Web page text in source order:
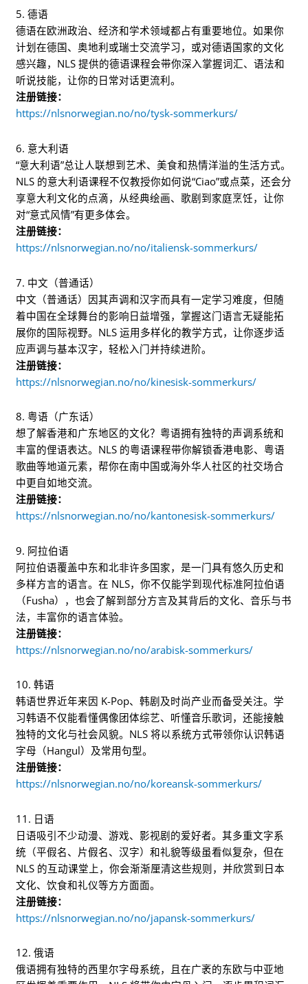
5. 德语
德语在欧洲政治、经济和学术领域都占有重要地位。如果你
计划在德国、奥地利或瑞士交流学习，或对德语国家的文化
感兴趣，NLS 提供的德语课程会带你深入掌握词汇、语法和
听说技能，让你的日常对话更流利。
注册链接：
https://nlsnorwegian.no/no/tysk-sommerkurs/
6. 意大利语
“意大利语”总让人联想到艺术、美食和热情洋溢的生活方式。
NLS 的意大利语课程不仅教授你如何说“Ciao”或点菜，还会分
享意大利文化的点滴，从经典绘画、歌剧到家庭烹饪，让你
对“意式风情”有更多体会。
注册链接：
https://nlsnorwegian.no/no/italiensk-sommerkurs/
7. 中文（普通话）
中文（普通话）因其声调和汉字而具有一定学习难度，但随
着中国在全球舞台的影响日益增强，掌握这门语言无疑能拓
展你的国际视野。NLS 运用多样化的教学方式，让你逐步适
应声调与基本汉字，轻松入门并持续进阶。
注册链接：
https://nlsnorwegian.no/no/kinesisk-sommerkurs/
8. 粤语（广东话）
想了解香港和广东地区的文化？粤语拥有独特的声调系统和
丰富的俚语表达。NLS 的粤语课程带你解锁香港电影、粤语
歌曲等地道元素，帮你在南中国或海外华人社区的社交场合
中更自如地交流。
注册链接：
https://nlsnorwegian.no/no/kantonesisk-sommerkurs/
9. 阿拉伯语
阿拉伯语覆盖中东和北非许多国家，是一门具有悠久历史和
多样方言的语言。在 NLS，你不仅能学到现代标准阿拉伯语
（Fusha），也会了解到部分方言及其背后的文化、音乐与书
法，丰富你的语言体验。
注册链接：
https://nlsnorwegian.no/no/arabisk-sommerkurs/
10. 韩语
韩语世界近年来因 K-Pop、韩剧及时尚产业而备受关注。学
习韩语不仅能看懂偶像团体综艺、听懂音乐歌词，还能接触
独特的文化与社会风貌。NLS 将以系统方式带领你认识韩语
字母（Hangul）及常用句型。
注册链接：
https://nlsnorwegian.no/no/koreansk-sommerkurs/
11. 日语
日语吸引不少动漫、游戏、影视剧的爱好者。其多重文字系
统（平假名、片假名、汉字）和礼貌等级虽看似复杂，但在
NLS 的互动课堂上，你会渐渐厘清这些规则，并欣赏到日本
文化、饮食和礼仪等方方面面。
注册链接：
https://nlsnorwegian.no/no/japansk-sommerkurs/
12. 俄语
俄语拥有独特的西里尔字母系统，且在广袤的东欧与中亚地